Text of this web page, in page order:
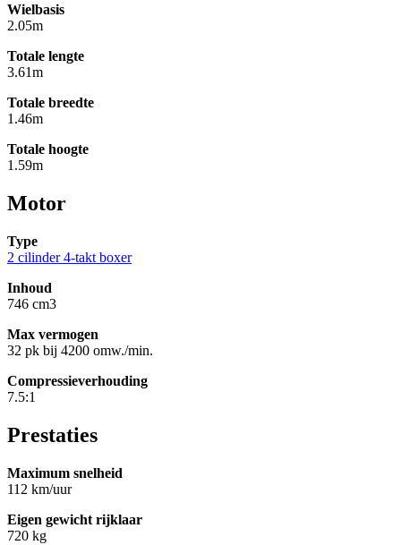
Wielbasis
2.05m
Totale lengte
3.61m
Totale breedte
1.46m
Totale hoogte
1.59m
Motor
Type
2 cilinder 4-takt boxer
Inhoud
746 cm3
Max vermogen
32 pk bij 4200 omw./min.
Compressieverhouding
7.5:1
Prestaties
Maximum snelheid
112 km/uur
Eigen gewicht rijklaar
720 kg